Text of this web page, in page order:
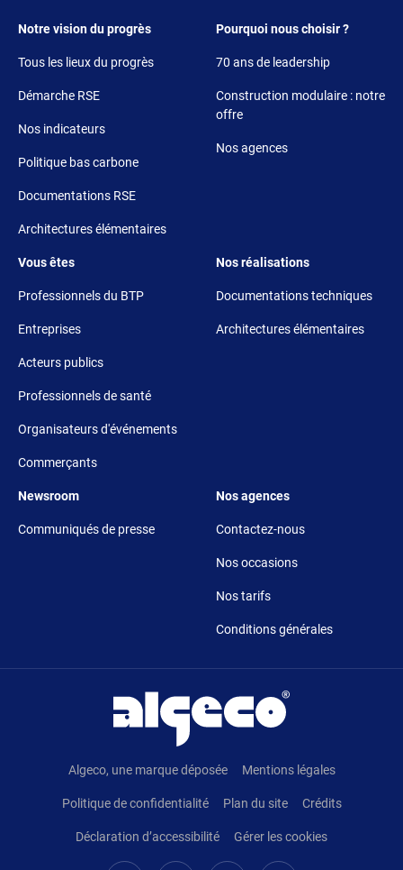
Footer 1
Notre vision du progrès
Tous les lieux du progrès
Démarche RSE
Nos indicateurs
Politique bas carbone
Documentations RSE
Architectures élémentaires
Footer 2
Pourquoi nous choisir ?
70 ans de leadership
Construction modulaire : notre
offre
Nos agences
Footer 3
Vous êtes
Professionnels du BTP
Entreprises
Acteurs publics
Professionnels de santé
Organisateurs d'événements
Commerçants
Footer 4
Nos réalisations
Documentations techniques
Architectures élémentaires
Footer 5
Newsroom
Communiqués de presse
Footer 6
Nos agences
Contactez-nous
Nos occasions
Nos tarifs
Conditions générales
Algeco, une marque déposée Mentions légales
Politique de confidentialité Plan du site Crédits
Déclaration d’accessibilité Gérer les cookies